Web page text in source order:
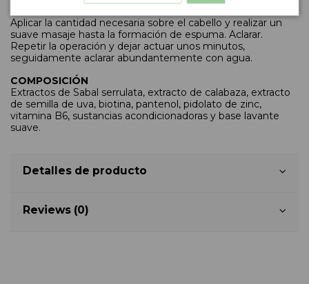
Aplicar la cantidad necesaria sobre el cabello y realizar un
suave masaje hasta la formación de espuma. Aclarar.
Repetir la operación y dejar actuar unos minutos,
seguidamente aclarar abundantemente con agua.
COMPOSICIÓN
Extractos de Sabal serrulata, extracto de calabaza, extracto
de semilla de uva, biotina, pantenol, pidolato de zinc,
vitamina B6, sustancias acondicionadoras y base lavante
suave.
Detalles de producto
Reviews (0)